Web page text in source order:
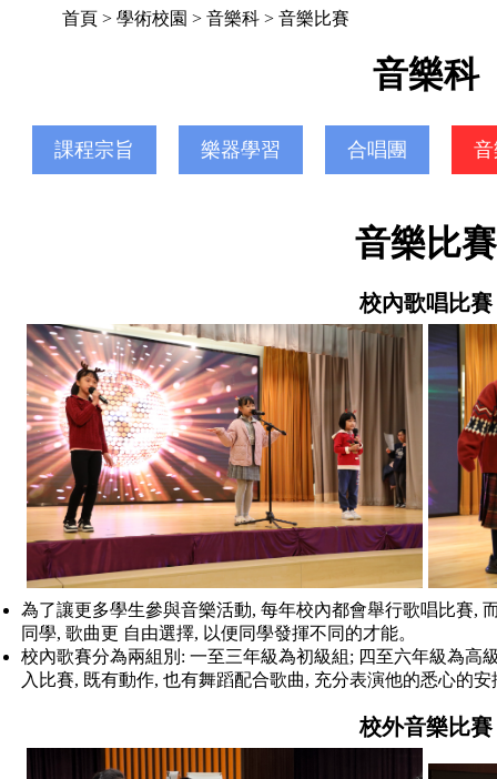
首頁> 學術校園 > 音樂科 > 音樂比賽
音樂科
課程宗旨 樂器學習 合唱團
音樂比賽
校內歌唱比賽
為了讓更多學生參與音樂活動, 每年校內都會舉行歌唱比賽,
同學, 歌曲更 自由選擇, 以便同學發揮不同的才能。
校內歌賽分為兩組別: 一至三年級為初級組; 四至六年級為高
入比賽, 既有動作, 也有舞蹈配合歌曲, 充分表演他的悉心的安
校外音樂比賽